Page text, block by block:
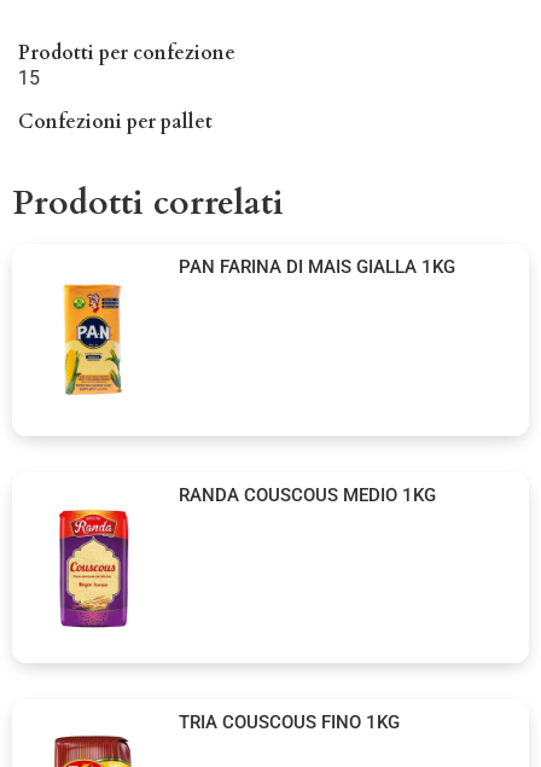
Prodotti per confezione
15
Confezioni per pallet
Prodotti correlati
PAN FARINA DI MAIS GIALLA 1KG
RANDA COUSCOUS MEDIO 1KG
TRIA COUSCOUS FINO 1KG